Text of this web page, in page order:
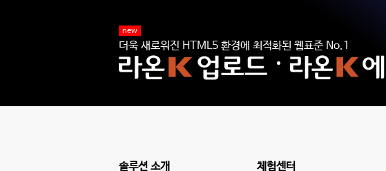
new
더욱 새로워진 HTML5 환경에 최적화된 웹표준 No.1
솔루션 소개 체험센터